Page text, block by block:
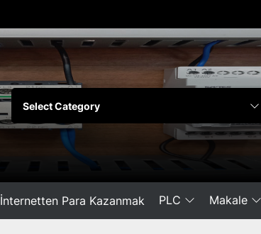
İnternetten Para Kazanmak PLC Makale